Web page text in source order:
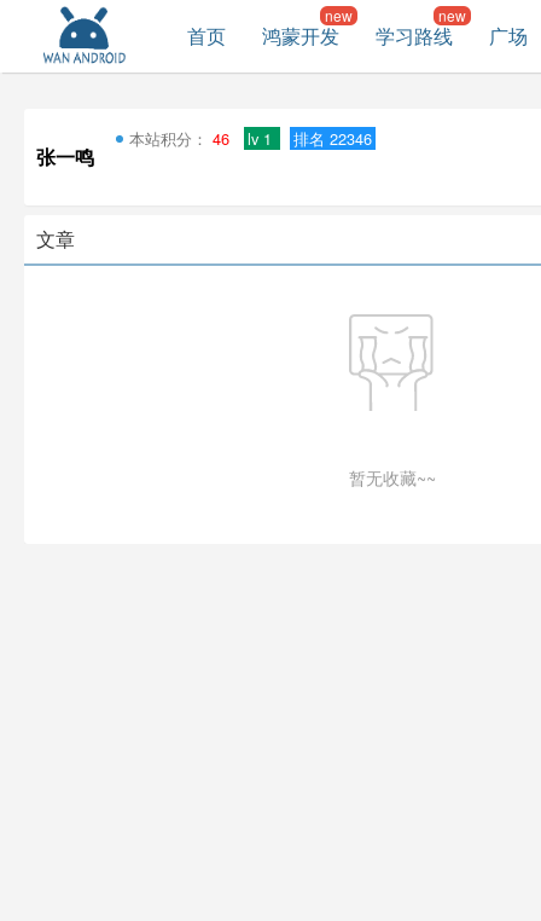
首页 鸿蒙开发 学习路线 广场
张一鸣
本站积分： 46 lv 1 排名 22346
文章
暂无收藏~~